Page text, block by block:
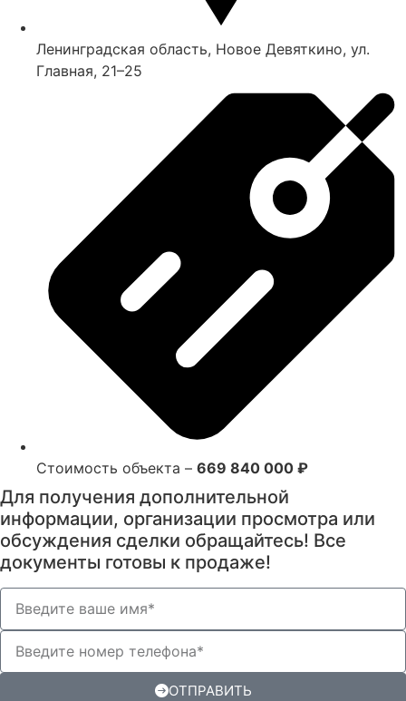
Ленинградская область, Новое Девяткино, ул.
Главная, 21–25
Стоимость объекта – 669 840 000 ₽
Для получения дополнительной
информации, организации просмотра или
обсуждения сделки обращайтесь! Все
документы готовы к продаже!
ОТПРАВИТЬ